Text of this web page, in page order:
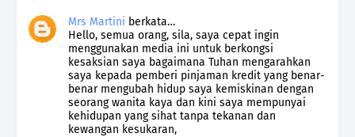
Mrs Martini berkata…
Hello, semua orang, sila, saya cepat ingin
menggunakan media ini untuk berkongsi
kesaksian saya bagaimana Tuhan mengarahkan
saya kepada pemberi pinjaman kredit yang benar-
benar mengubah hidup saya kemiskinan dengan
seorang wanita kaya dan kini saya mempunyai
kehidupan yang sihat tanpa tekanan dan
kewangan kesukaran,